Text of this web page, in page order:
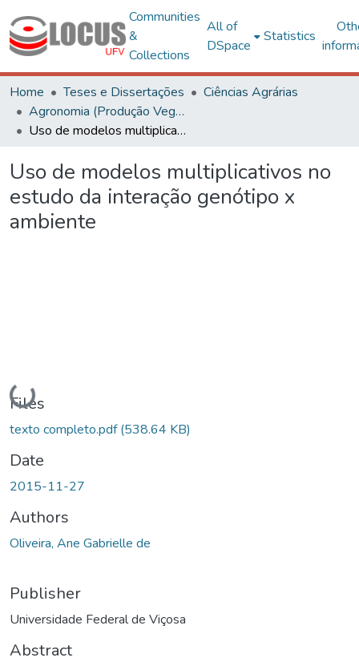
Communities
&
Collections
All of
DSpace
Statistics
Home Teses e Dissertações
Ciências Agrárias
Agronomia (Produção Vegetal) - CRP
Uso de modelos multiplicativos no estudo da interação genótipo x ambiente
Uso de modelos multiplicativos no
estudo da interação genótipo x
ambiente
Loading...
Files
texto completo.pdf(538.64 KB)
Date
2015-11-27
Authors
Oliveira, Ane Gabrielle de
Publisher
Universidade Federal de Viçosa
Abstract